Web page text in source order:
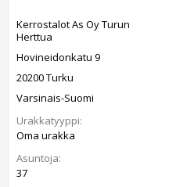
Kerrostalot As Oy Turun
Herttua
Hovineidonkatu 9
20200 Turku
Varsinais-Suomi
Urakkatyyppi:
Oma urakka
Asuntoja:
37